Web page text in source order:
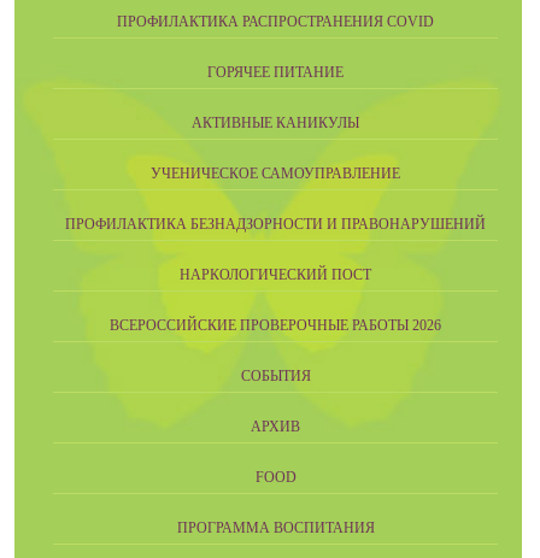
ПРОФИЛАКТИКА РАСПРОСТРАНЕНИЯ COVID
ГОРЯЧЕЕ ПИТАНИЕ
АКТИВНЫЕ КАНИКУЛЫ
УЧЕНИЧЕСКОЕ САМОУПРАВЛЕНИЕ
ПРОФИЛАКТИКА БЕЗНАДЗОРНОСТИ И ПРАВОНАРУШЕНИЙ
НАРКОЛОГИЧЕСКИЙ ПОСТ
ВСЕРОССИЙСКИЕ ПРОВЕРОЧНЫЕ РАБОТЫ 2026
СОБЫТИЯ
АРХИВ
FOOD
ПРОГРАММА ВОСПИТАНИЯ